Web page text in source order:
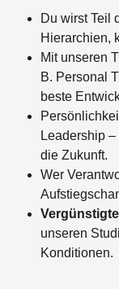
Du wirst Teil
Hierarchien,
Mit unseren
B. Personal
beste
Leadership
die Zukunft.
Wer
unseren
Konditionen.